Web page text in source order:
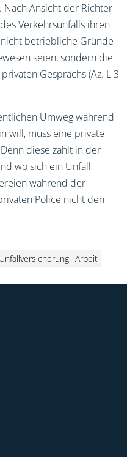
Ansicht der Richter
Verkehrsunfalls ihren
betriebliche Gründe
seien, sondern die
Gesprächs (Az. L 3
Umweg während
will, muss eine private
diese zahlt in der
wo sich ein Unfall
während der
Police nicht den
Unfallversicherung Arbeit